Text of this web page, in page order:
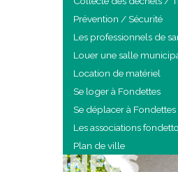
Prévention / Sécurité
Les professionnels de
Louer une salle
Location de matériel
Se loger à Fondettes
Se déplacer à Fondettes
Les associations
Plan de ville